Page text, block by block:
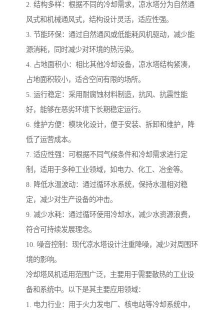
2. 结构多样：根据不同的冷却需求，凉水塔分为自然通
风式和机械通风式，结构设计灵活，适应性强。
3. 节能环保：通过自然通风或低能耗风机驱动，减少能
源消耗，同时减少对环境的热污染。
4. 占地面积小：相比其他冷却设备，凉水塔结构紧凑，
占地面积较小，适合空间有限的场所。
5. 运行稳定：采用耐腐蚀材料制造，抗风、抗震性能
好，能够在恶劣环境下长期稳定运行。
6. 维护方便：模块化设计，便于安装、拆卸和维护，降
低了运营成本。
7. 适应性强：可根据不同气候条件和冷却需求进行定
制，适用于多种工业领域，如电力、化工、冶金等。
8. 降低水温波动：通过循环水系统，保持水温相对稳
定，减少对生产设备的冲击。
9. 减少水耗：通过循环使用冷却水，减少水资源浪费，
符合可持续发展理念。
10. 噪音控制：现代凉水塔设计注重降噪，减少对周围环
境的影响。
冷却塔风机适用范围广泛，主要用于需要散热的工业设
备和系统中。以下是其主要应用领域：
1. 电力行业：用于火力发电厂、核电站等冷却系统中，